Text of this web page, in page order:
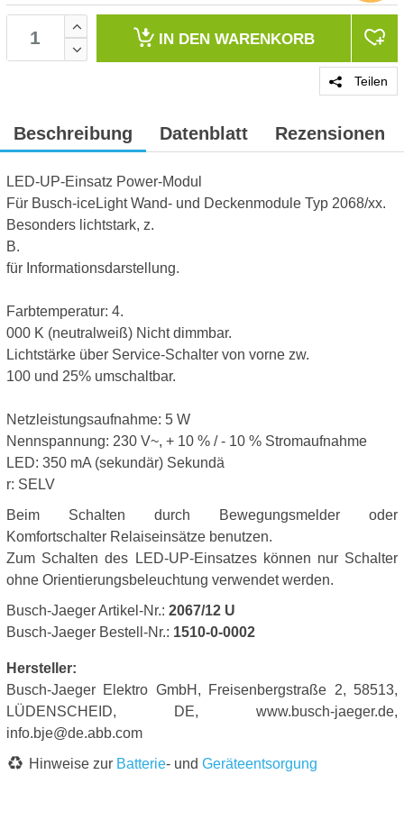
IN DEN WARENKORB
Teilen
Beschreibung Datenblatt Rezensionen
LED-UP-Einsatz Power-Modul
Für Busch-iceLight Wand- und Deckenmodule Typ 2068/xx.
Besonders lichtstark, z.
B.
für Informationsdarstellung.
Farbtemperatur: 4.
000 K (neutralweiß) Nicht dimmbar.
Lichtstärke über Service-Schalter von vorne zw.
100 und 25% umschaltbar.
Netzleistungsaufnahme: 5 W
Nennspannung: 230 V~, + 10 % / - 10 % Stromaufnahme
LED: 350 mA (sekundär) Sekundä
r: SELV
Beim Schalten durch Bewegungsmelder oder
Komfortschalter Relaiseinsätze benutzen.
Zum Schalten des LED-UP-Einsatzes können nur Schalter
ohne Orientierungsbeleuchtung verwendet werden.
Busch-Jaeger Artikel-Nr.: 2067/12 U
Busch-Jaeger Bestell-Nr.: 1510-0-0002
Hersteller:
Busch-Jaeger Elektro GmbH, Freisenbergstraße 2, 58513,
LÜDENSCHEID, DE, www.busch-jaeger.de,
info.bje@de.abb.com
Hinweise zur Batterie- und Geräteentsorgung